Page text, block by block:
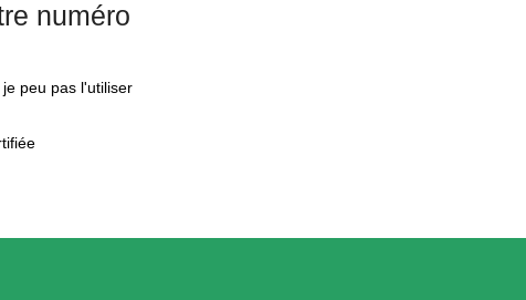
numéro
peu pas l'utiliser